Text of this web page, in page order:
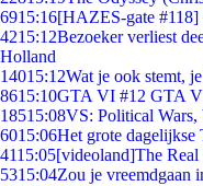
6915:16[HAZES-gate
4215:12Bezoeker verliest
Holland
14015:12Wat je ook stemt,
8615:10GTA VI #12 GTA
18515:08VS: Political Wars,
6015:06Het grote dagelijkse
4115:05[videoland]The
5315:04Zou je vreemdgaan